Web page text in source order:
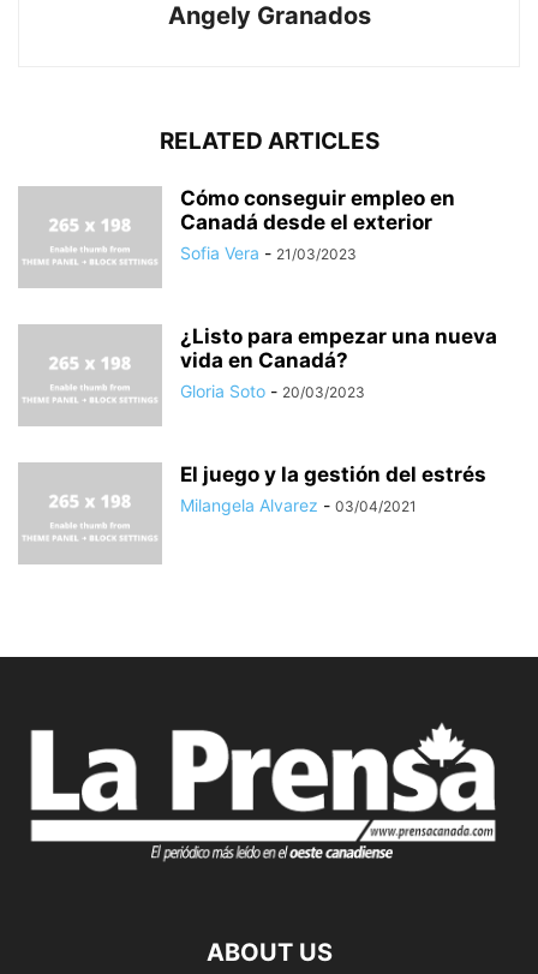
Angely Granados
RELATED ARTICLES
Cómo conseguir empleo en
Canadá desde el exterior
Sofia Vera - 21/03/2023
¿Listo para empezar una nueva
vida en Canadá?
Gloria Soto - 20/03/2023
El juego y la gestión del estrés
Milangela Alvarez - 03/04/2021
ABOUT US